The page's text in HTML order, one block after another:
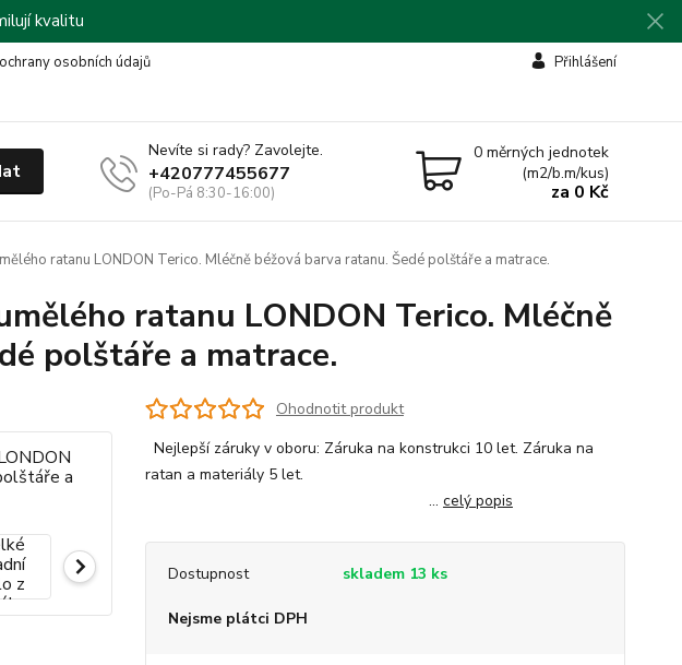
kvalitu
osobních údajů
Přihlášení
Nevíte si rady? Zavolejte.
+420777455677
(Po-Pá 8:30-16:00)
0 měrných jednotek
(m2/b.m/kus)
za 0 Kč
ratanu LONDON Terico. Mléčně béžová barva ratanu. Šedé polštáře a matrace.
ratanu LONDON Terico. Mléčně
polštáře a matrace.
Ohodnotit produkt
ratan a materiály 5 let.
... celý popis
Dostupnost skladem 13 ks
Nejsme plátci DPH